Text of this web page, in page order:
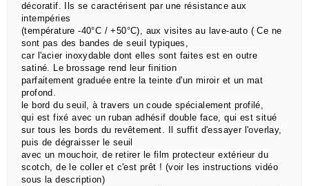
décoratif. Ils se caractérisent par une résistance aux
intempéries
(température -40°C / +50°C), aux visites au lave-auto ( Ce ne
sont pas des bandes de seuil typiques,
car l'acier inoxydable dont elles sont faites est en outre
satiné. Le brossage rend leur finition
parfaitement graduée entre la teinte d'un miroir et un mat
profond.
le bord du seuil, à travers un coude spécialement profilé,
qui estfixé avec un ruban adhésif double face,qui est situé
sur tous les bords du revêtement.
Il suffit d'essayer l'overlay,
puis de dégraisser le seuil
avec un mouchoir, de retirer le film protecteur extérieur du
scotch, de le coller et c'est prêt ! (voir les instructions vidéo
sous la description)